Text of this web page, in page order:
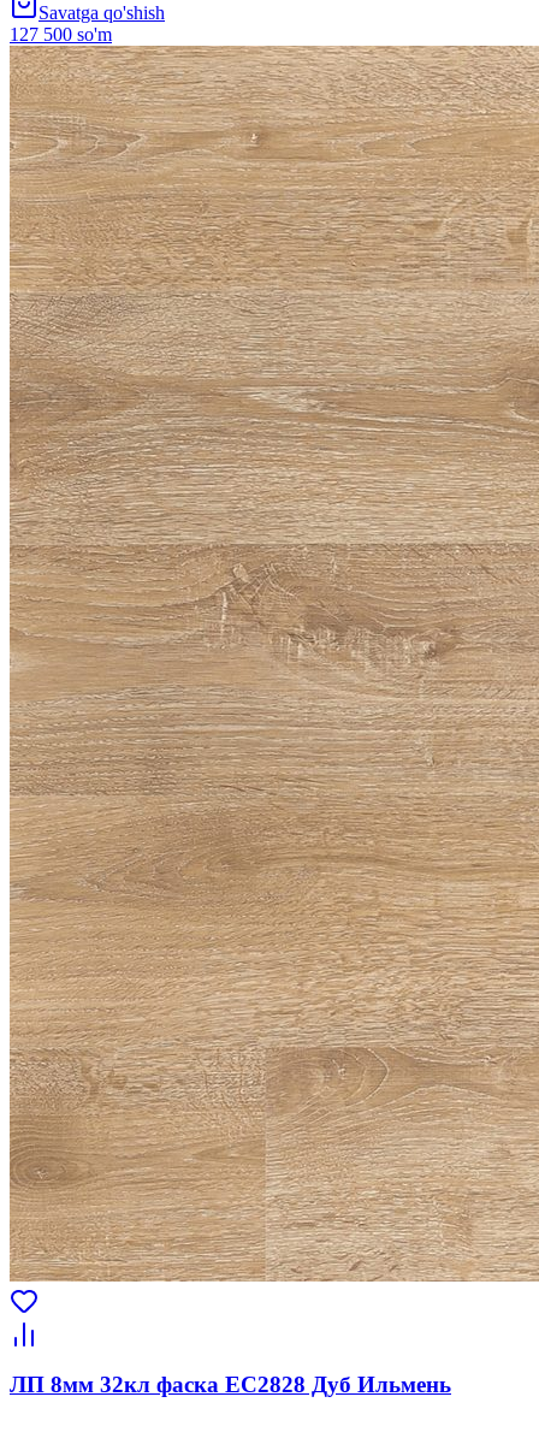
Savatga qo'shish
127 500 so'm
ЛП 8мм 32кл фаска EC2828 Дуб Ильмень